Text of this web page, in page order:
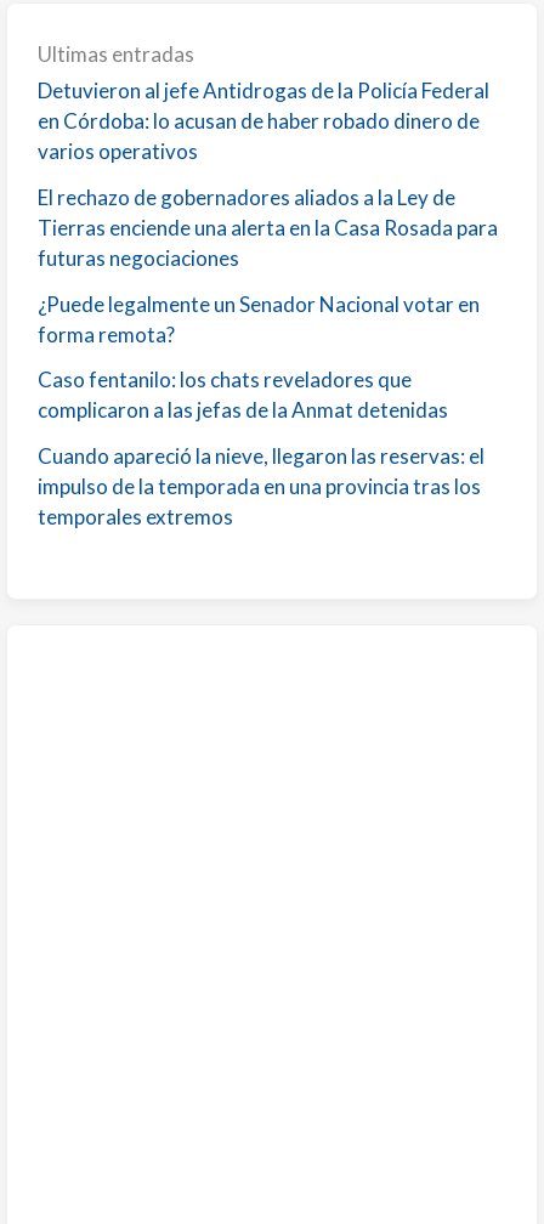
Ultimas entradas
Detuvieron al jefe Antidrogas de la Policía Federal
en Córdoba: lo acusan de haber robado dinero de
varios operativos
El rechazo de gobernadores aliados a la Ley de
Tierras enciende una alerta en la Casa Rosada para
futuras negociaciones
¿Puede legalmente un Senador Nacional votar en
forma remota?
Caso fentanilo: los chats reveladores que
complicaron a las jefas de la Anmat detenidas
Cuando apareció la nieve, llegaron las reservas: el
impulso de la temporada en una provincia tras los
temporales extremos